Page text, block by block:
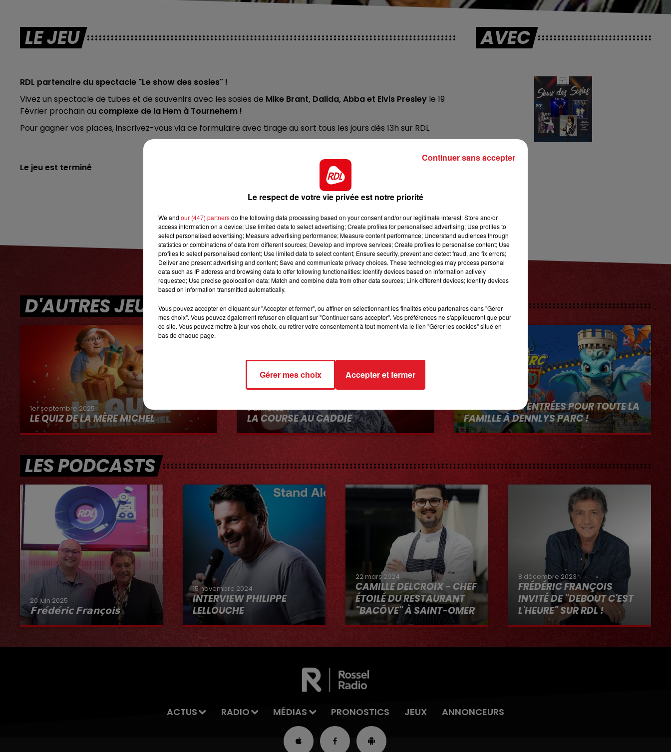
7h00 - 10h00
DEBOUT C'EST L'HEURE
12h00 - 13h00 13h00 - 16h00
LES APRÈS-MIDI QUI CHANTENT
LE JEU
RDL partenaire du spectacle "Le show des sosies" !
Vivez un spectacle de tubes et de souvenirs avec les sosies de Mike Brant, Dalida, Abba et Elvis Presley le 19
Février prochain au complexe de la Hem à Tournehem !
Pour gagner vos places, inscrivez-vous via ce formulaire avec tirage au sort tous les jours dès 13h sur RDL
Le jeu est terminé
AVEC
D'AUTRES JEUX
1er septembre 2025
LE QUIZ DE LA MÈRE MICHEL
8 avril 2022
LA COURSE AU CADDIE
GAGNEZ VOS ENTRÉES POUR TOUTE LA
FAMILLE À DENNLYS PARC !
LES PODCASTS
20 juin 2025
𝗙𝗿𝗲́𝗱𝗲́𝗿𝗶𝗰 𝗙𝗿𝗮𝗻𝗰̧𝗼𝗶𝘀
Interview du 20 juin 2025
15 novembre 2024
INTERVIEW PHILIPPE
LELLOUCHE
22 mars 2024
CAMILLE DELCROIX - CHEF
ÉTOILÉ DU RESTAURANT
"BACÔVE" À SAINT-OMER
Au micro d'Hervé dans "RDL ET
8 décembre 2023
FRÉDÉRIC FRANÇOIS
INVITÉ DE "DEBOUT C'EST
L'HEURE" SUR RDL !
8 décembre 2023
ACTUS RADIO MÉDIAS PRONOSTICS JEUX ANNONCEURS
Le respect de votre vie privée est notre priorité
We and our (447) partnersdo the following data processing based on your consent and/or our legitimate interest: Store and/or
access information on a device; Use limited data to select advertising; Create profiles for personalised advertising; Use profiles to
select personalised advertising; Measure advertising performance; Measure content performance; Understand audiences through
statistics or combinations of data from different sources; Develop and improve services; Create profiles to personalise content; Use
profiles to select personalised content; Use limited data to select content; Ensure security, prevent and detect fraud, and fix errors;
Deliver and present advertising and content; Save and communicate privacy choices. These technologies may process personal
data such as IP address and browsing data to offer following functionalities: Identify devices based on information actively
requested; Use precise geolocation data; Match and combine data from other data sources; Link different devices; Identify devices
based on information transmitted automatically.
Vous pouvez accepter en cliquant sur "Accepter et fermer", ou affiner en sélectionnant les finalités et/ou partenaires dans "Gérer
mes choix". Vous pouvez également refuser en cliquant sur "Continuer sans accepter". Vos préférences ne s'appliqueront que pour
ce site. Vous pouvez mettre à jour vos choix, ou retirer votre consentement à tout moment via le lien "Gérer les cookies" situé en
bas de chaque page.
Gérer mes choix Accepter et fermer
Continuer sans accepter